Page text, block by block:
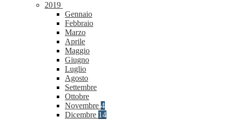
2019
Gennaio
Febbraio
Marzo
Aprile
Maggio
Giugno
Luglio
Agosto
Settembre
Ottobre
Novembre 4
Dicembre 14